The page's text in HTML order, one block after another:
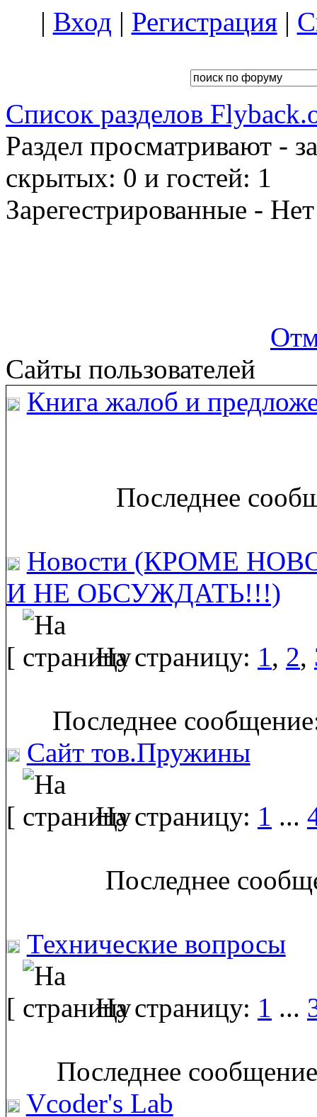
| Вход | Регистрация|
Список разделов
Раздел просматривают -
скрытых: 0 и гостей: 1
Зарегестрированные - Нет
Сайты пользователей
Книга жалоб и
Последнее
Новости (КРОМЕ
И НЕ ОБСУЖДАТЬ!!!)
[ На страницу: 1, 2,
Последнее
Сайт тов.Пружины
[ На страницу: 1 ...
Последнее
Технические вопросы
[ На страницу: 1 ...
Последнее
Vcoder's Lab